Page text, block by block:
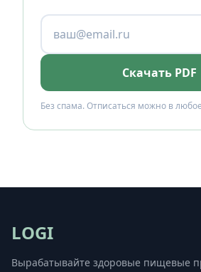
Скачать PDF
Без спама. Отписаться можно в
LOGI
Вырабатывайте здоровые пищевые